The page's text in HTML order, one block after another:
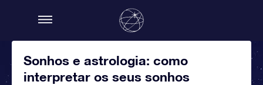
Sonhos e astrologia: como
interpretar os seus sonhos